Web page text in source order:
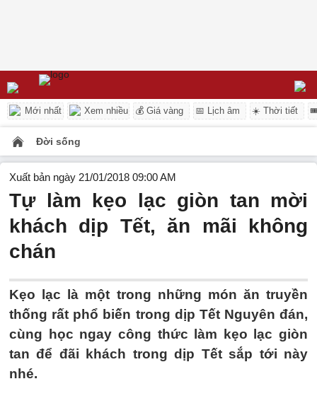
Mới nhất Xem nhiều 💰 Giá vàng 📅 Lịch âm ☀️ Thời tiết
Đời sống
Xuất bản ngày 21/01/2018 09:00 AM
Tự làm kẹo lạc giòn tan mời
khách dịp Tết, ăn mãi không
chán
Kẹo lạc là một trong những món ăn truyền
thống rất phổ biến trong dịp Tết Nguyên đán,
cùng học ngay công thức làm kẹo lạc giòn
tan để đãi khách trong dịp Tết sắp tới này
nhé.